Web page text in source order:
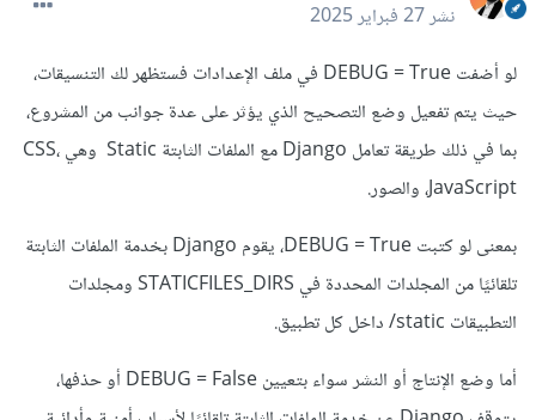
نشر27 فبراير 2025
لو أضفت DEBUG = True في ملف الإعدادات فستظهر لك التنسيقات،
حيث يتم تفعيل وضع التصحيح الذي يؤثر على عدة جوانب من المشروع،
بما في ذلك طريقة تعامل Django مع الملفات الثابتة Static وهي CSS،
JavaScript، والصور.
بمعنى لو كتبت DEBUG = True، يقوم Django بخدمة الملفات الثابتة
تلقائيًا من المجلدات المحددة في STATICFILES_DIRS ومجلدات
التطبيقات static/ داخل كل تطبيق.
أما وضع الإنتاج أو النشر سواء بتعيين DEBUG = False أو حذفها،